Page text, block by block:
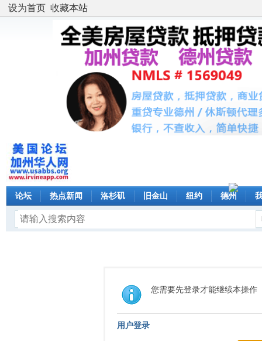
设为首页 收藏本站
论坛 热点新闻 洛杉矶 旧金山 纽约 德州
您需要先登录才能继续本操作
用户登录